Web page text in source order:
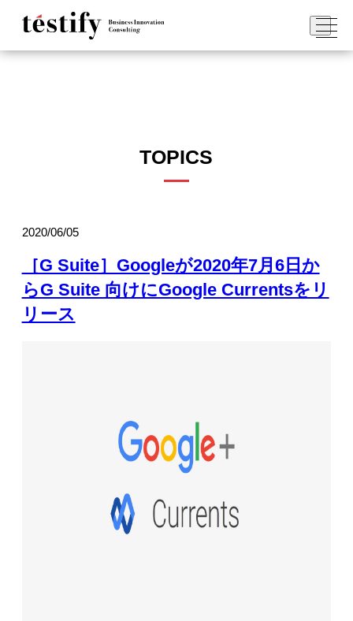
TOPICS
2020/06/05
［G Suite］Googleが2020年7月6日か
らG Suite 向けにGoogle Currentsをリ
リース